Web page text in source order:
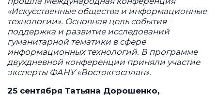
«Искусственные общества и информационные
технологии». Основная цель события –
поддержка и развитие исследований
гуманитарной тематики в сфере
информационных технологий. В программе
двухдневной конференции приняли участие
эксперты ФАНУ «Востокгосплан».
25 сентября Татьяна Дорошенко,